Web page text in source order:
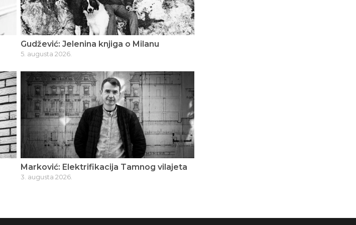
Gudžević: Jelenina knjiga o Milanu
5. augusta 2026.
Marković: Elektrifikacija Tamnog vilajeta
3. augusta 2026.